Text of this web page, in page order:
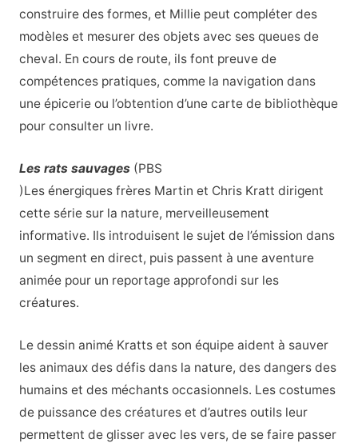
construire des formes, et Millie peut compléter des
modèles et mesurer des objets avec ses queues de
cheval. En cours de route, ils font preuve de
compétences pratiques, comme la navigation dans
une épicerie ou l’obtention d’une carte de bibliothèque
pour consulter un livre.
Les rats sauvages(PBS
)Les énergiques frères Martin et Chris Kratt dirigent
cette série sur la nature, merveilleusement
informative. Ils introduisent le sujet de l’émission dans
un segment en direct, puis passent à une aventure
animée pour un reportage approfondi sur les
créatures.
Le dessin animé Kratts et son équipe aident à sauver
les animaux des défis dans la nature, des dangers des
humains et des méchants occasionnels. Les costumes
de puissance des créatures et d’autres outils leur
permettent de glisser avec les vers, de se faire passer